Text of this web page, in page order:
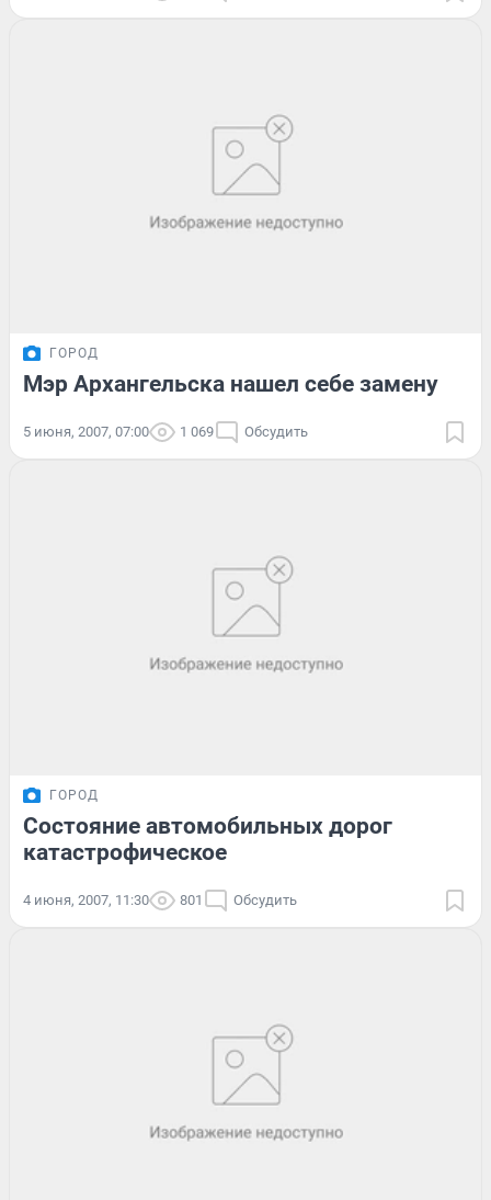
ГОРОД
Мэр Архангельска нашел себе замену
5 июня, 2007, 07:00 1 069 Обсудить
ГОРОД
Состояние автомобильных дорог
катастрофическое
4 июня, 2007, 11:30 801 Обсудить